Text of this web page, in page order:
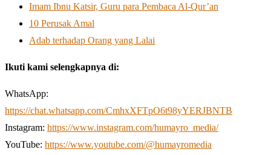
Imam Ibnu Katsir, Guru para Pembaca Al-Qur’an
10 Perusak Amal
Adab terhadap Orang yang Lalai
Ikuti kami selengkapnya di:
WhatsApp:
https://chat.whatsapp.com/CmhxXFTpO6t98yYERJBNTB
Instagram: https://www.instagram.com/humayro_media/
YouTube: https://www.youtube.com/@humayromedia